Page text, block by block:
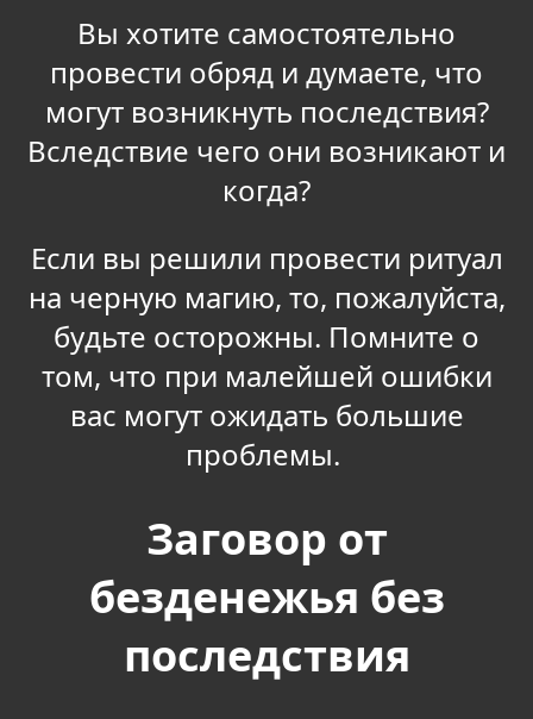
Вы хотите самостоятельно
провести обряд и думаете, что
могут возникнуть последствия?
Вследствие чего они возникают и
когда?
Если вы решили провести ритуал
на черную магию, то, пожалуйста,
будьте осторожны. Помните о
том, что при малейшей ошибки
вас могут ожидать большие
проблемы.
Заговор от
безденежья без
последствия